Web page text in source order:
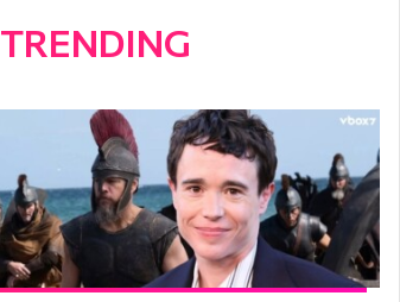
TRENDING